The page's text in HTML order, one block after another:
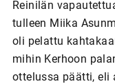
Reinilän
tulleen Miika
oli pelattu
mihin Kerhoon
ottelussa päätti, eli